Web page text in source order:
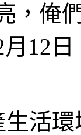
，俺
12
活